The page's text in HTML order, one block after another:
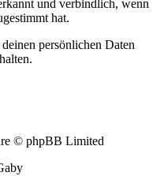
und verbindlich, wenn
hat.
persönlichen Daten
© phpBB Limited